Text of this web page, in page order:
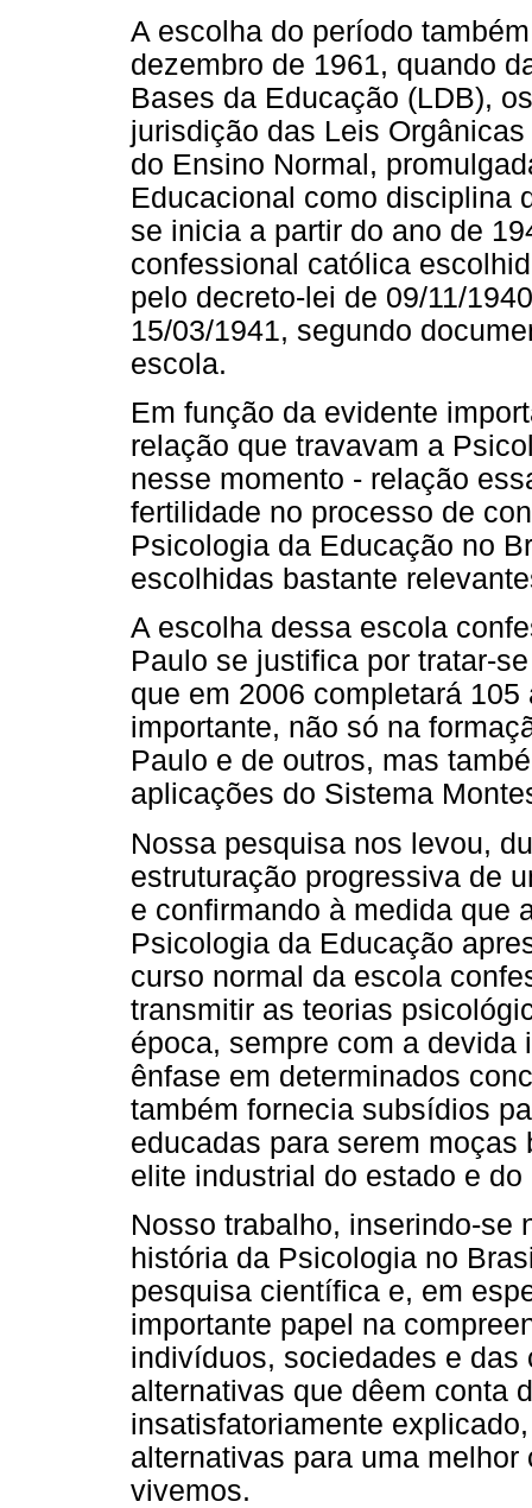
A escolha do período
dezembro de 1961, quando
Bases da Educação (LDB),
jurisdição das Leis
do Ensino Normal,
Educacional como disciplina
se inicia a partir do ano de
confessional católica
pelo decreto-lei de 09/11/
15/03/1941, segundo
escola.
Em função da evidente
relação que travavam a
nesse momento - relação
fertilidade no processo de
Psicologia da Educação no
escolhidas bastante
A escolha dessa escola
Paulo se justifica por tratar-
que em 2006 completará
importante, não só na
Paulo e de outros, mas
aplicações do Sistema
Nossa pesquisa nos levou,
estruturação progressiva de
e confirmando à medida que
Psicologia da Educação
curso normal da escola
transmitir as teorias
época, sempre com a
ênfase em determinados
também fornecia subsídios
educadas para serem
elite industrial do estado e do
Nosso trabalho, inserindo-se
história da Psicologia no
pesquisa científica e, em
importante papel na
indivíduos, sociedades e
alternativas que dêem conta
insatisfatoriamente
alternativas para uma
vivemos.